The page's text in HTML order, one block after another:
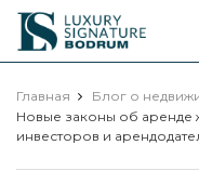
Luxury
Signature
Главная
Блог о
Новые законы об аренде
инвесторов и